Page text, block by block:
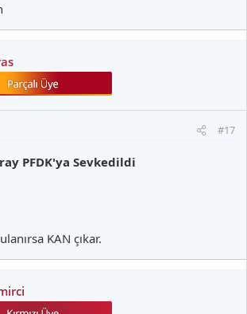
#17
PFDK'ya Sevkedildi
KAN çıkar.